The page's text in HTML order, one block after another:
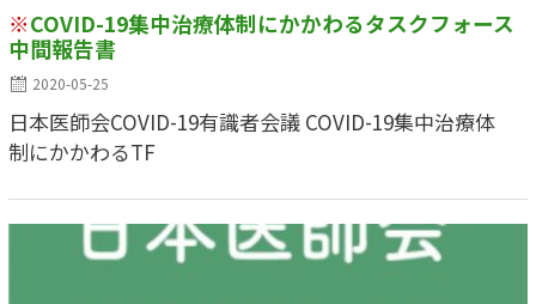
※COVID-19集中治療体制にかかわるタスクフォース
中間報告書
2020-05-25
日本医師会COVID-19有識者会議 COVID-19集中治療体
制にかかわるTF